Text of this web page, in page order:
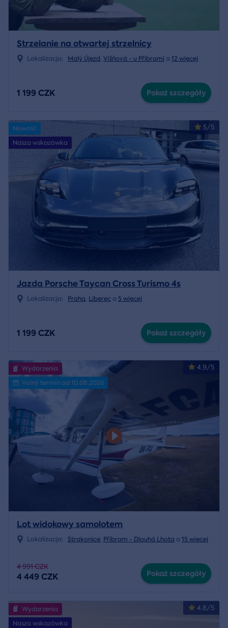
Strzelanie na otwartej strzelnicy
Lokalizacja: Malý Újezd, Višňová - u Příbrami a 12 więcej
1 199 CZK Pokaż szczegóły
5/5
Nowość
Nasza wskazówka
Jazda Porsche Taycan Cross Turismo 4s
Lokalizacja: Praha, Liberec a 5 więcej
1 199 CZK Pokaż szczegóły
4.9/5
Wydarzenia
Volný termín od 10.08.2026
Lot widokowy samolotem
Lokalizacja: Strakonice, Příbram - Dlouhá Lhota a 15 więcej
4 991 CZK
4 449 CZK Pokaż szczegóły
4.8/5
Wydarzenia
Nasza wskazówka